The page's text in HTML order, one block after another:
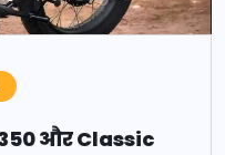
और Classic